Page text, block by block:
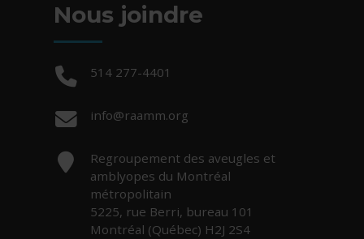
Nous joindre
Téléphone :
514 277-4401
Courriel :
info@raamm.org
Adresse :
Regroupement des aveugles et
amblyopes du Montréal
métropolitain
5225, rue Berri, bureau 101
Montréal (Québec) H2J 2S4